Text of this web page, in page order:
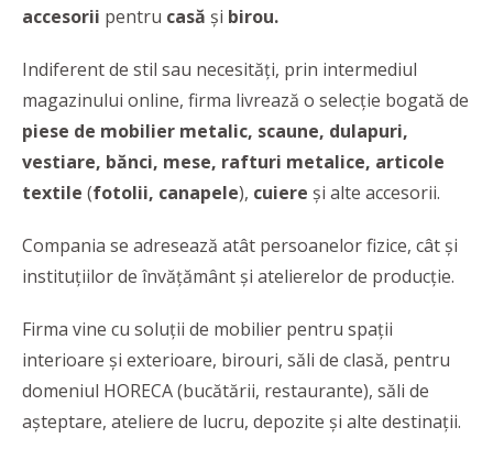
accesorii pentru casă și birou.
Indiferent de stil sau necesități, prin intermediul
magazinului online, firma livrează o selecție bogată de
piese de mobilier metalic, scaune, dulapuri,
vestiare, bănci, mese, rafturi metalice, articole
textile (fotolii, canapele), cuiere și alte accesorii.
Compania se adresează atât persoanelor fizice, cât și
instituțiilor de învățământ și atelierelor de producție.
Firma vine cu soluții de mobilier pentru spații
interioare și exterioare, birouri, săli de clasă, pentru
domeniul HORECA (bucătării, restaurante), săli de
așteptare, ateliere de lucru, depozite și alte destinații.